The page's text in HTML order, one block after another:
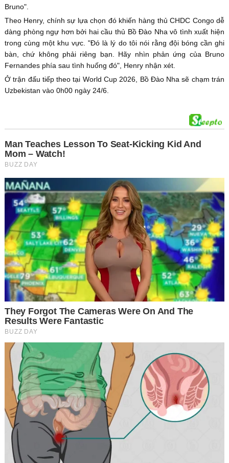
Bruno".
Theo Henry, chính sự lựa chọn đó khiến hàng thủ CHDC Congo dễ
dàng phòng ngự hơn bởi hai cầu thủ Bồ Đào Nha vô tình xuất hiện
trong cùng một khu vực. "Đó là lý do tôi nói rằng đội bóng cần ghi
bàn, chứ không phải riêng bạn. Hãy nhìn phản ứng của Bruno
Fernandes phía sau tình huống đó", Henry nhận xét.
Ở trận đấu tiếp theo tại World Cup 2026, Bồ Đào Nha sẽ chạm trán
Uzbekistan vào 0h00 ngày 24/6.